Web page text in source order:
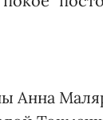
Анна